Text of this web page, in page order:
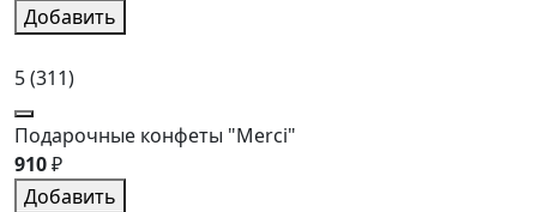
Добавить
5(311)
Подарочные конфеты "Merci"
910₽
Добавить